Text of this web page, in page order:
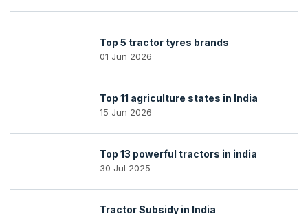
Top 5 tractor tyres brands
01 Jun 2026
Top 11 agriculture states in India
15 Jun 2026
Top 13 powerful tractors in india
30 Jul 2025
Tractor Subsidy in India